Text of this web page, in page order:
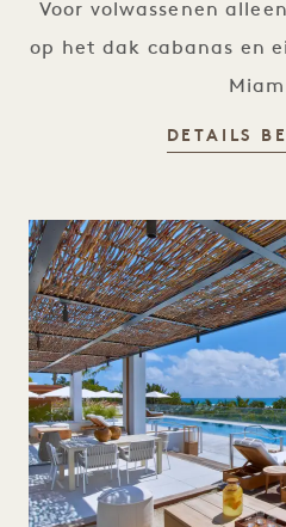
Voor volwassenen
op het dak cabanas en
DETAILS